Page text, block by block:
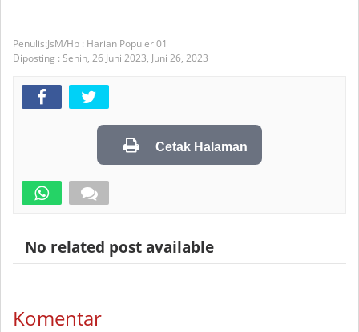
JsM/Hp : Harian Populer 01
Diposting : Senin, 26 Juni 2023, Juni 26, 2023
Cetak Halaman
No related post available
Komentar